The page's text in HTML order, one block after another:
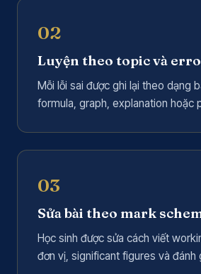
02
Luyện theo topic và
Mỗi lỗi sai được ghi lại theo dạng
formula, graph, explanation hoặc
03
Sửa bài theo mark
Học sinh được sửa cách viết
đơn vị, significant figures và đánh